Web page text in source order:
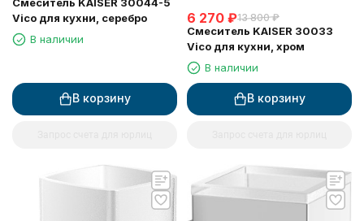
Vico для кухни, серебро
В наличии
В корзину
6 270 ₽13 800 ₽
Смеситель KAISER 30033
Vico для кухни, хром
В наличии
В корзину